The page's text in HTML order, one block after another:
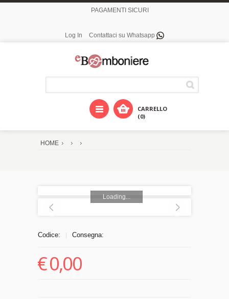
PAGAMENTI SICURI
Log In Contattaci su Whatsapp
CARRELLO
(0)
HOME
Loading...
Codice: Consegna:
€0,00